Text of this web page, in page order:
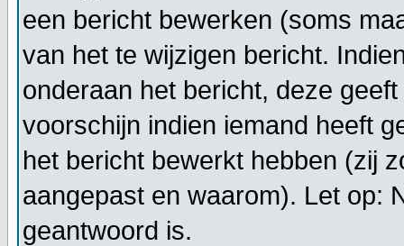
een bericht bewerken (soms
van het te wijzigen bericht.
onderaan het bericht, deze
voorschijn indien iemand heeft
het bericht bewerkt hebben (zij
aangepast en waarom). Let op:
geantwoord is.